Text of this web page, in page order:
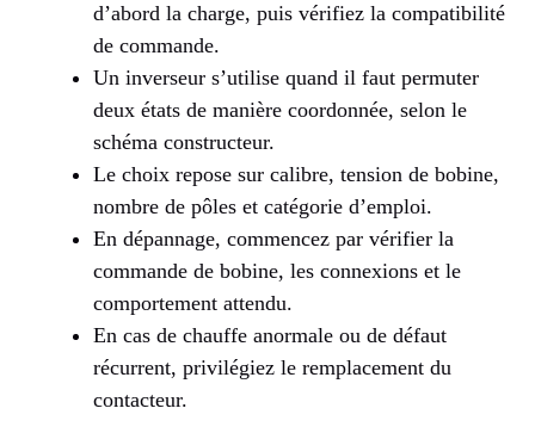
d’abord la charge, puis vérifiez la compatibilité
de commande.
Un inverseur s’utilise quand il faut permuter
deux états de manière coordonnée, selon le
schéma constructeur.
Le choix repose sur calibre, tension de bobine,
nombre de pôles et catégorie d’emploi.
En dépannage, commencez par vérifier la
commande de bobine, les connexions et le
comportement attendu.
En cas de chauffe anormale ou de défaut
récurrent, privilégiez le remplacement du
contacteur.